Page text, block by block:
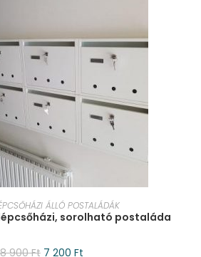
TESZEM
ÁLLÓ POSTALÁDÁK
sorolható postaláda
8 900Ft 7 200 Ft